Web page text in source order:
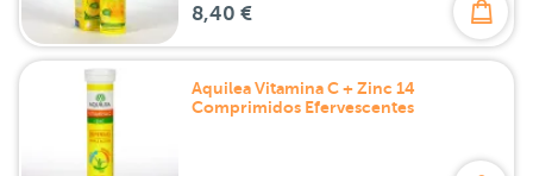
8,40 €
Aquilea Vitamina C + Zinc 14
Comprimidos Efervescentes